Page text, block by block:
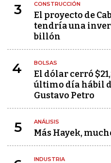
3 CONSTRUCCIÓN
El proyecto de
tendría una
billón
4 BOLSAS
El dólar cerró
último día hábil
Gustavo Petro
5 ANÁLISIS
Más Hayek,
INDUSTRIA